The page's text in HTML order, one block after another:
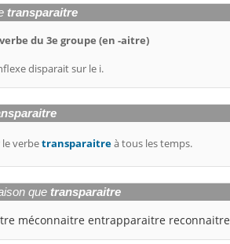
transparaitre
du 3e groupe (en -aitre)
disparait sur le i.
le verbetransparaitreà tous les temps.
que transparaitre
méconnaitre entrapparaitre reconnaitre